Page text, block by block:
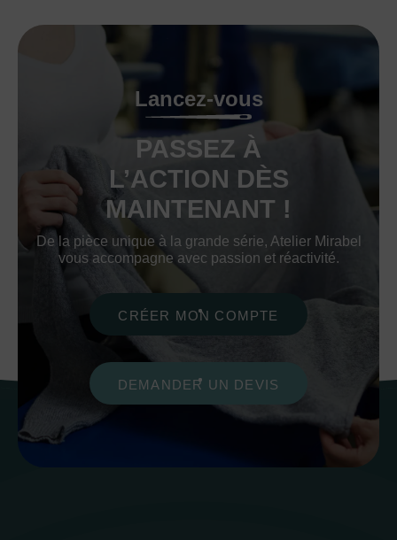
Lancez-vous
PASSEZ À
L’ACTION DÈS
MAINTENANT !
De la pièce unique à la grande série, Atelier Mirabel
vous accompagne avec passion et réactivité.
CRÉER MON COMPTE
DEMANDER UN DEVIS